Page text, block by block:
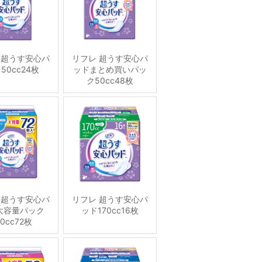
うす安心パ
50cc24枚
リフレ 超うす安心パ
ッドまとめ買いパッ
ク50cc48枚
うす安心パ
容量パック
枚
リフレ 超うす安心パ
ッド170cc16枚